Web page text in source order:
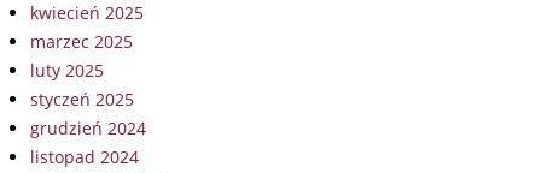
kwiecień 2025
marzec 2025
luty 2025
styczeń 2025
grudzień 2024
listopad 2024